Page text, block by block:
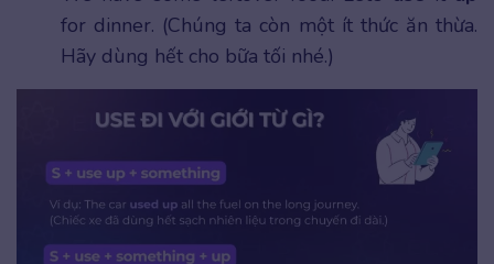
for dinner. (Chúng ta còn một ít thức ăn thừa.
Hãy dùng hết cho bữa tối nhé.)